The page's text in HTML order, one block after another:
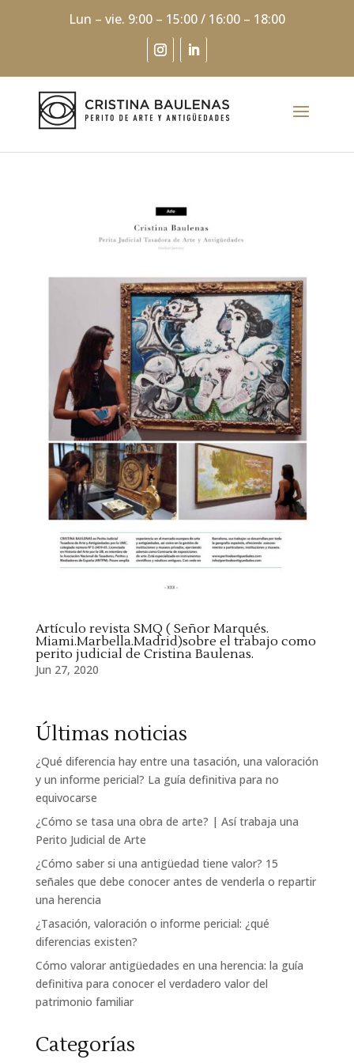
Lun – vie. 9:00 – 15:00 / 16:00 – 18:00
Artículo revista SMQ ( Señor Marqués.
Miami.Marbella.Madrid)sobre el trabajo como
perito judicial de Cristina Baulenas.
Jun 27, 2020
Últimas noticias
¿Qué diferencia hay entre una tasación, una valoración
y un informe pericial? La guía definitiva para no
equivocarse
¿Cómo se tasa una obra de arte? | Así trabaja una
Perito Judicial de Arte
¿Cómo saber si una antigüedad tiene valor? 15
señales que debe conocer antes de venderla o repartir
una herencia
¿Tasación, valoración o informe pericial: ¿qué
diferencias existen?
Cómo valorar antigüedades en una herencia: la guía
definitiva para conocer el verdadero valor del
patrimonio familiar
Categorías